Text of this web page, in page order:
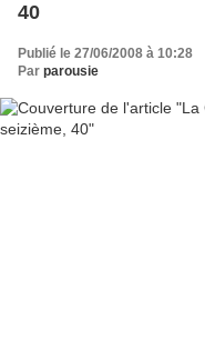
40
Publié le 27/06/2008 à 10:28
Par parousie